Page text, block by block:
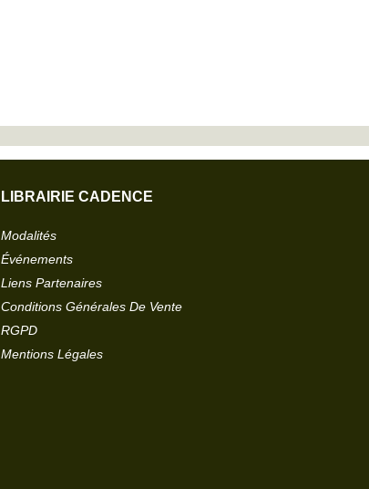
LIBRAIRIE CADENCE
Modalités
Événements
Liens Partenaires
Conditions Générales De Vente
RGPD
Mentions Légales